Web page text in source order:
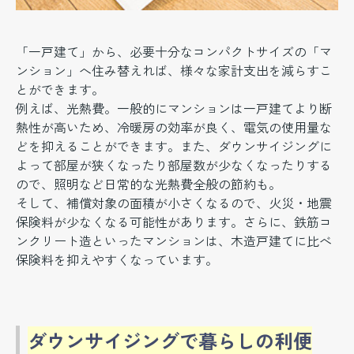
「一戸建て」から、必要十分なコンパクトサイズの「マ
ンション」へ住み替えれば、様々な家計支出を減らすこ
とができます。
例えば、光熱費。一般的にマンションは一戸建てより断
熱性が高いため、冷暖房の効率が良く、電気の使用量な
どを抑えることができます。また、ダウンサイジングに
よって部屋が狭くなったり部屋数が少なくなったりする
ので、照明など日常的な光熱費全般の節約も。
そして、補償対象の面積が小さくなるので、火災・地震
保険料が少なくなる可能性があります。さらに、鉄筋コ
ンクリート造といったマンションは、木造戸建てに比べ
保険料を抑えやすくなっています。
ダウンサイジングで暮らしの利便